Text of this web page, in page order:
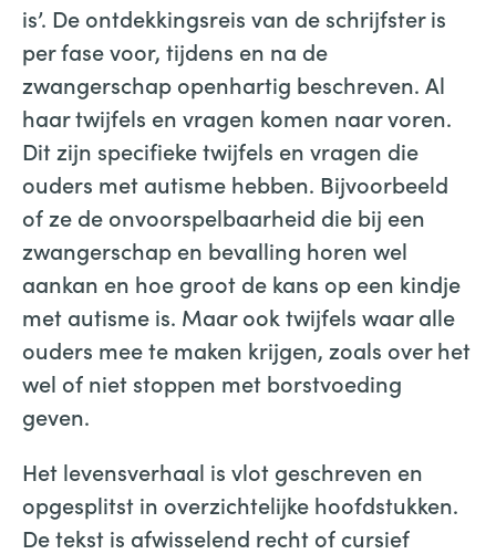
is’. De ontdekkingsreis van de schrijfster is
per fase voor, tijdens en na de
zwangerschap openhartig beschreven. Al
haar twijfels en vragen komen naar voren.
Dit zijn specifieke twijfels en vragen die
ouders met autisme hebben. Bijvoorbeeld
of ze de onvoorspelbaarheid die bij een
zwangerschap en bevalling horen wel
aankan en hoe groot de kans op een kindje
met autisme is. Maar ook twijfels waar alle
ouders mee te maken krijgen, zoals over het
wel of niet stoppen met borstvoeding
geven.
Het levensverhaal is vlot geschreven en
opgesplitst in overzichtelijke hoofdstukken.
De tekst is afwisselend recht of cursief